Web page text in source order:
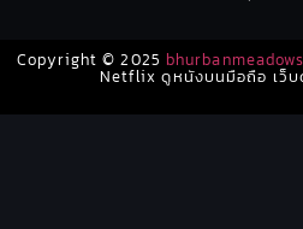
Copyright © 2025
Netflix ดูหนังบนมือถือ เว็บ